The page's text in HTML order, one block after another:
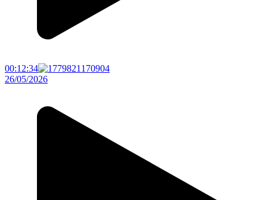
00:12:34
26/05/2026